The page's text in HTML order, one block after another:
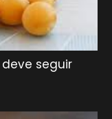
seguir